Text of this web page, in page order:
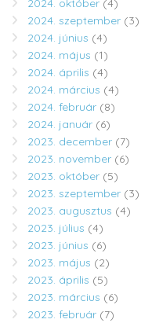
2024. október (4)
2024. szeptember (3)
2024. június (4)
2024. május (1)
2024. április (4)
2024. március (4)
2024. február (8)
2024. január (6)
2023. december (7)
2023. november (6)
2023. október (5)
2023. szeptember (3)
2023. augusztus (4)
2023. július (4)
2023. június (6)
2023. május (2)
2023. április (5)
2023. március (6)
2023. február (7)